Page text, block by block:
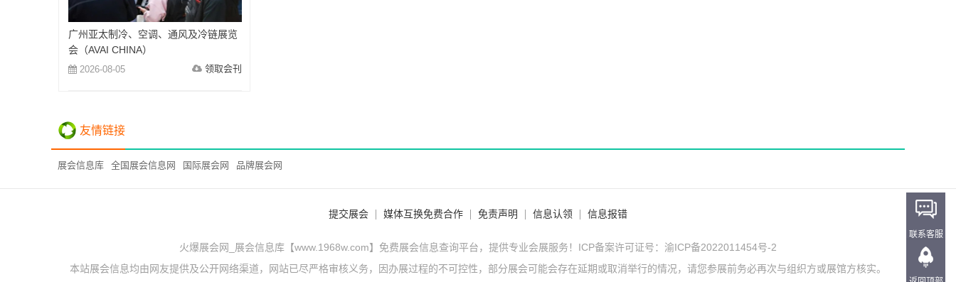
广州亚太制冷、空调、通风及冷链展览
会（AVAI CHINA）
2026-08-05 领取会刊
友情链接
展会信息库 全国展会信息网 国际展会网 品牌展会网
提交展会 媒体互换免费合作 免责声明 信息认领 信息报错
火爆展会网_展会信息库【www.1968w.com】免费展会信息查询平台，提供专业会展服务！ICP备案许可证号： 渝ICP备2022011454号-2
本站展会信息均由网友提供及公开网络渠道，网站已尽严格审核义务，因办展过程的不可控性，部分展会可能会存在延期或取消举行的情况，请您参展前务必再次与组织方或展馆方核实。
联系客服